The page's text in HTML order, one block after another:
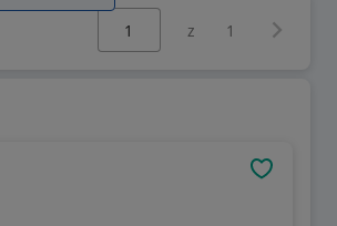
Wybierz stronę:
z 1